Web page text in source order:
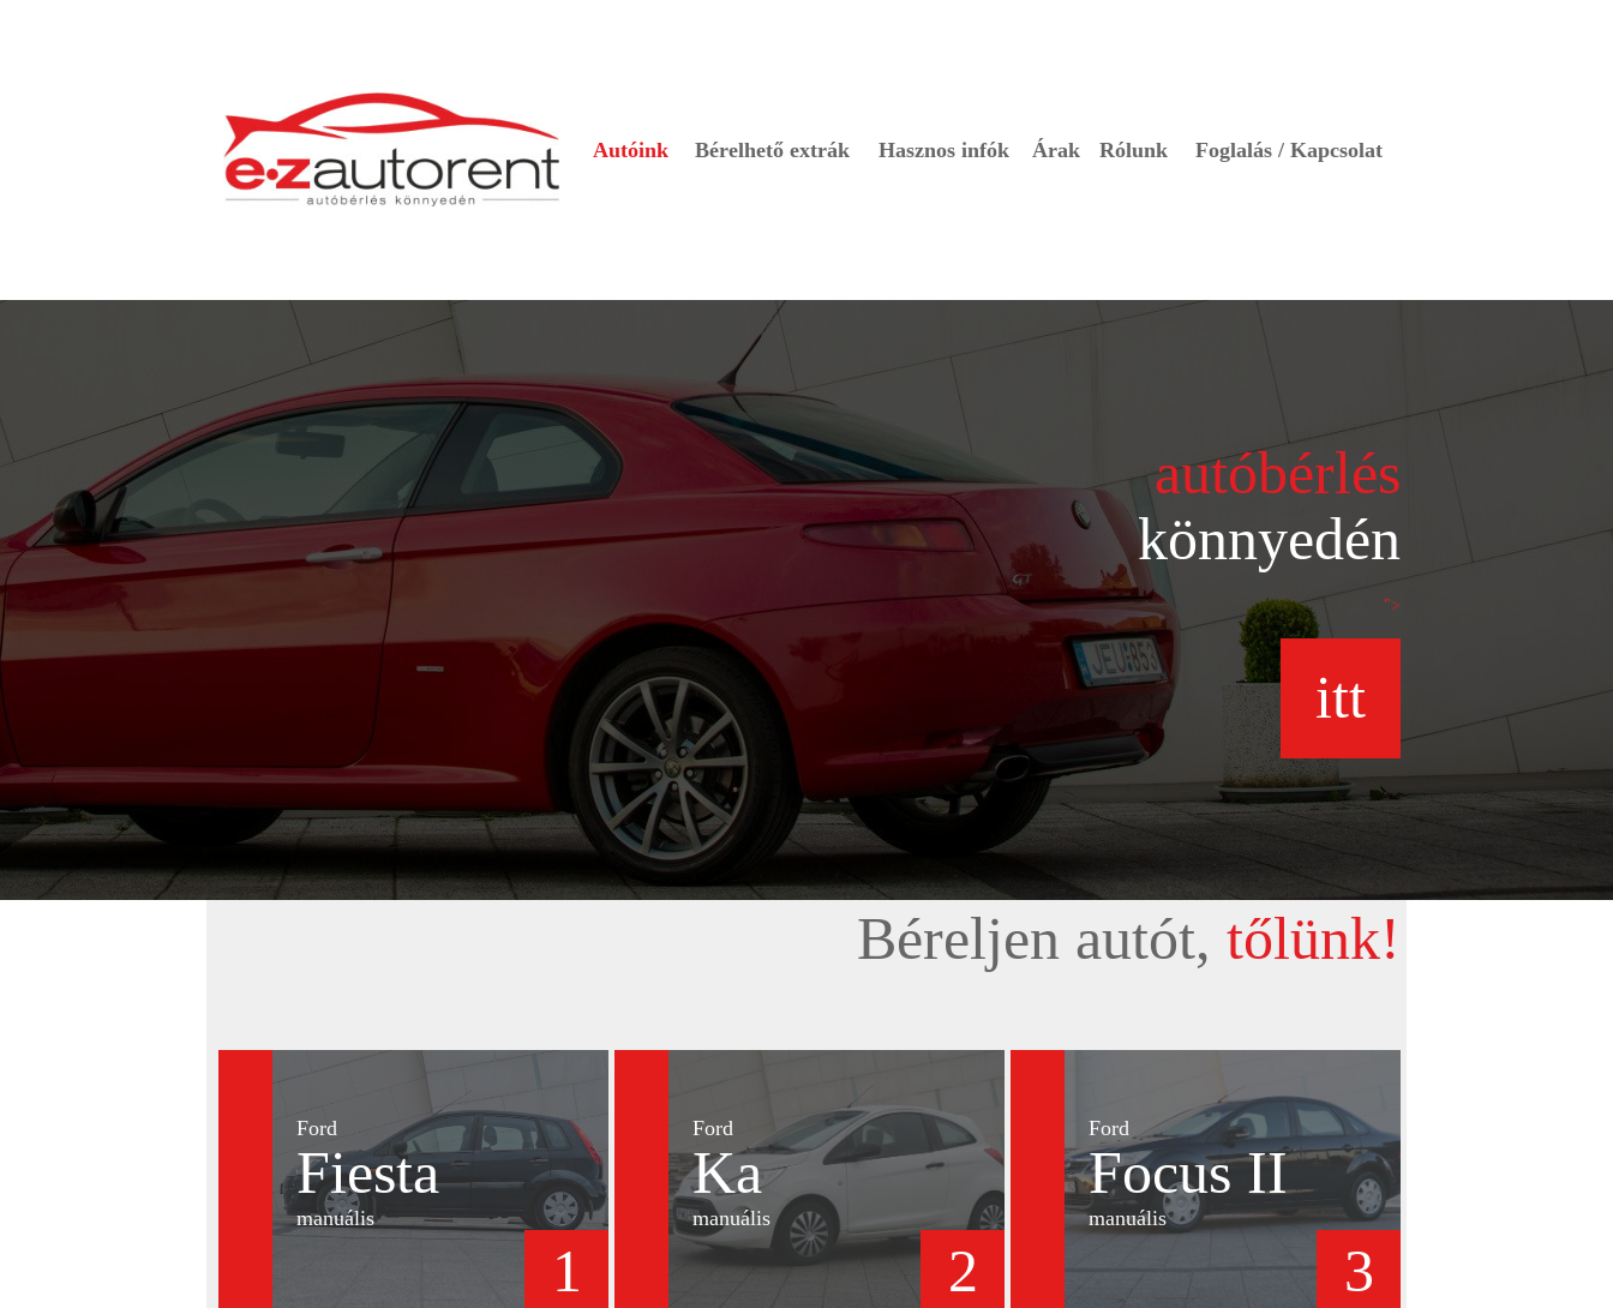
Autóink Bérelhető extrák Hasznos infók Árak Rólunk Foglalás / Kapcsolat
autóbérlés
könnyedén
">
itt
Béreljen autót, tőlünk!
Ford
Fiesta
manuális
1
Ford
Ka
manuális
2
Ford
Focus II
manuális
3